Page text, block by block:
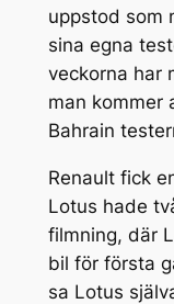
uppstod som
sina egna
veckorna har
man kommer
Bahrain
Renault fick
Lotus hade
filmning, där
bil för första
sa Lotus